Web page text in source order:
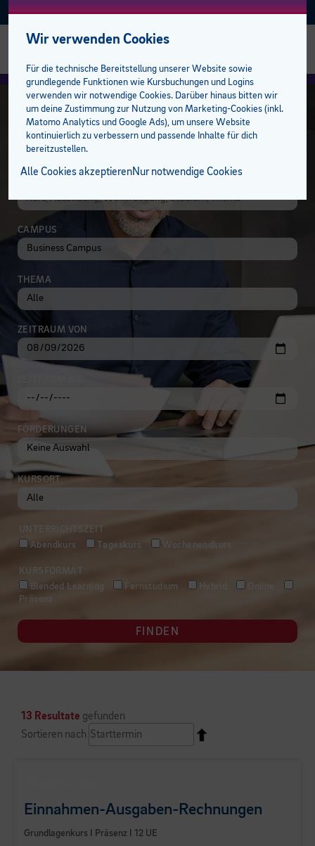
FacebookInstagramLinkedin
Gesundheit
Medizinische Assistenzberufe
Deutsch
Englisch
Spanisch
Berufsreifeprüfung
Lehrabschluss
Studiengänge
Ausbilder:innen
Lehrlinge
Mitarbeiter
Sprachen
Lehre mit Matura
E-Learning plus
Pflichtschulabschluss
100 % online zum Abschluss
Öffentliche Aufträge
Privatpersonen
Unternehmen
Bildungsberatung
bfi Freifahrt Ticket
Unsere Campusbereiche
Pflegeassistenz & Pflegefachassistenz
Standorte
bfi Standort Dornbirn
BFI Team
Trainer:innen
Rechnungswesen
IM KURSKATALOG STÖBERN
CAMPUS
THEMA
ZEITRAUM VON
FÖRDERUNGEN
KURSORT
UNTERRICHTSZEIT
Abendkurs
Tageskurs Wochenendkurs
KURSFORMAT
Blended Learning
Fernstudium Hybrid
Online
Präsenz
FINDEN
13 Resultate gefunden
Sortieren nach
Einnahmen-Ausgaben-Rechnungen
Grundlagenkurs I Präsenz I 12 UE
Wir verwenden Cookies
Für die technische Bereitstellung unserer Website sowie
grundlegende Funktionen wie Kursbuchungen und Logins
verwenden wir notwendige Cookies. Darüber hinaus bitten wir
um deine Zustimmung zur Nutzung von Marketing-Cookies (inkl.
Matomo Analytics und Google Ads), um unsere Website
kontinuierlich zu verbessern und passende Inhalte für dich
bereitzustellen.
Alle Cookies akzeptierenNur notwendige Cookies